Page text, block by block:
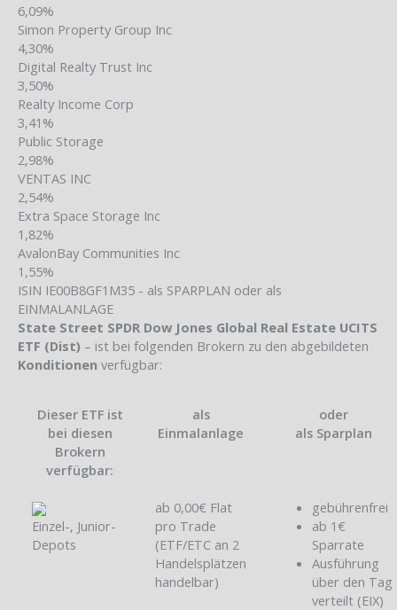
6,09%
Simon Property Group Inc
4,30%
Digital Realty Trust Inc
3,50%
Realty Income Corp
3,41%
Public Storage
2,98%
VENTAS INC
2,54%
Extra Space Storage Inc
1,82%
AvalonBay Communities Inc
1,55%
ISIN IE00B8GF1M35 - als SPARPLAN oder als
EINMALANLAGE
State Street SPDR Dow Jones Global Real Estate UCITS
ETF (Dist) – ist bei folgenden Brokern zu den abgebildeten
Konditionen verfügbar:
Dieser ETF ist
bei diesen
Brokern
verfügbar:
als
Einmalanlage
oder
als Sparplan
Einzel-, Junior-
Depots
ab 0,00€ Flat
pro Trade
(ETF/ETC an 2
Handelsplätzen
handelbar)
gebührenfrei
ab 1€
Sparrate
Ausführung
über den Tag
verteilt (EIX)